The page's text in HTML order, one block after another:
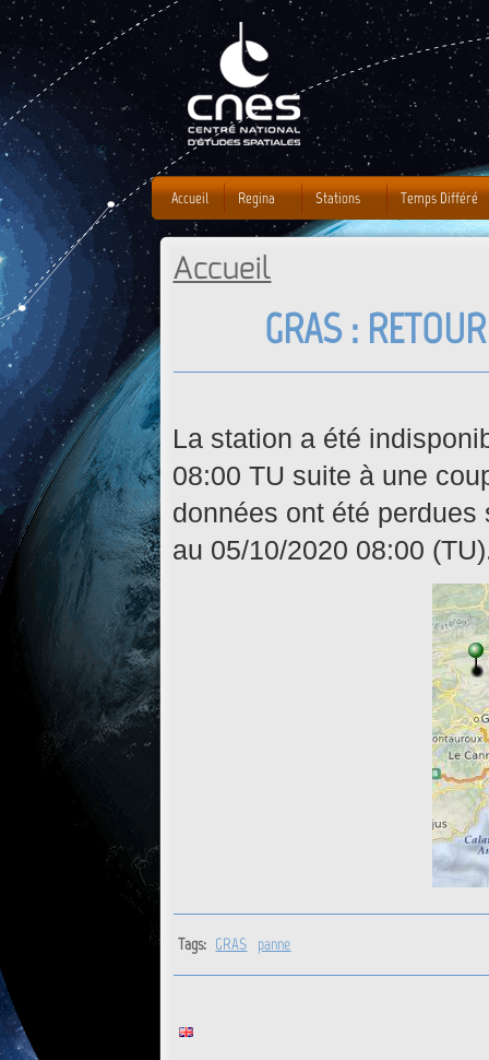
Vous êtes ici
Accueil
GRAS :
La station a été
08:00 TU suite à une
données ont été
au 05/10/2020 08:00
Tags: GRAS panne
Accueil Regina Stations Temps Différé